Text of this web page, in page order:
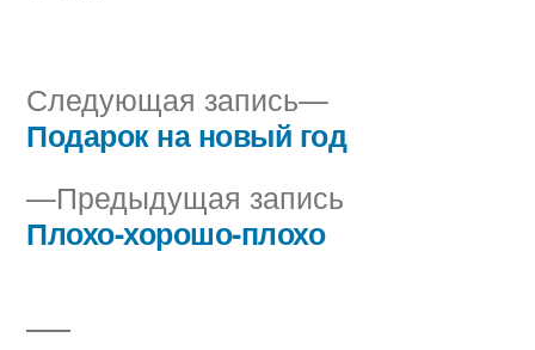
Навигация
по
записям
Предыдущая запись
Плохо-хорошо-плохо
Следующая запись
Следующая
запись:
Подарок на новый год